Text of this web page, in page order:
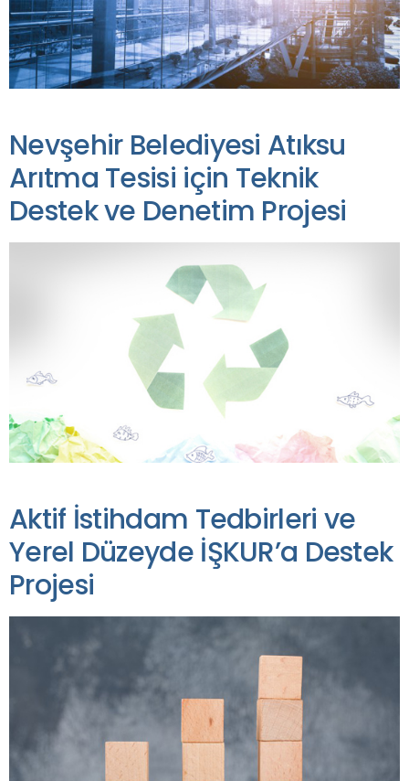
Nevşehir Belediyesi Atıksu
Arıtma Tesisi için Teknik
Destek ve Denetim Projesi
Aktif İstihdam Tedbirleri ve
Yerel Düzeyde İŞKUR’a Destek
Projesi